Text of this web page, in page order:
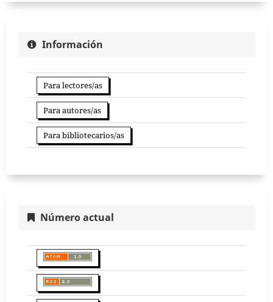
Información
Para lectores/as
Para autores/as
Para bibliotecarios/as
Número actual